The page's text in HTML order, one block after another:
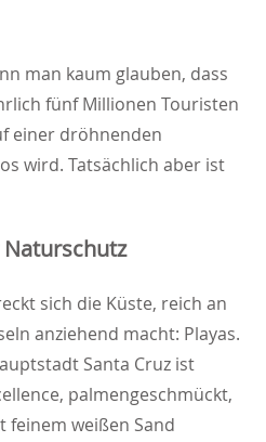
man kaum glauben, dass
fünf Millionen Touristen
einer dröhnenden
wird. Tatsächlich aber ist
sich die Küste, reich an
anziehend macht: Playas.
Santa Cruz ist
palmengeschmückt,
weißen Sand